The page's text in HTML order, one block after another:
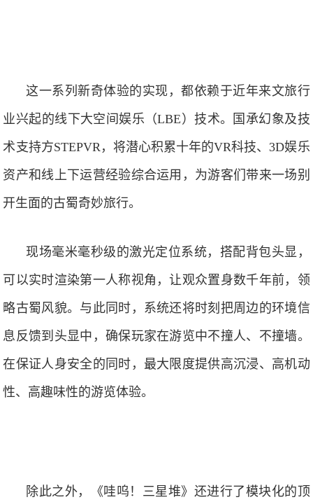
这一系列新奇体验的实现，都依赖于近年来文旅行
业兴起的线下大空间娱乐（LBE）技术。国承幻象及技
术支持方STEPVR，将潜心积累十年的VR科技、3D娱乐
资产和线上下运营经验综合运用，为游客们带来一场别
开生面的古蜀奇妙旅行。
现场毫米毫秒级的激光定位系统，搭配背包头显，
可以实时渲染第一人称视角，让观众置身数千年前，领
略古蜀风貌。与此同时，系统还将时刻把周边的环境信
息反馈到头显中，确保玩家在游览中不撞人、不撞墙。
在保证人身安全的同时，最大限度提供高沉浸、高机动
性、高趣味性的游览体验。
除此之外，《哇呜！三星堆》还进行了模块化的顶